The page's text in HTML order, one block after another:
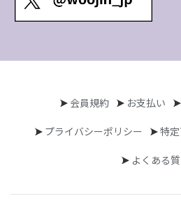
会員規約 お支払い
プライバシーポリシー 特
よくある